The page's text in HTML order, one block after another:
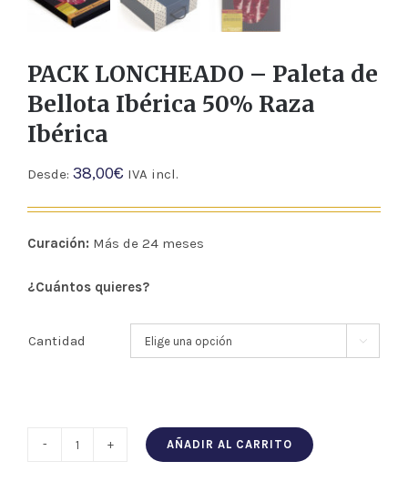
PACK LONCHEADO – Paleta de
Bellota Ibérica 50% Raza
Ibérica
Desde: 38,00€ IVA incl.
Curación: Más de 24 meses
¿Cuántos quieres?
Cantidad 
AÑADIR AL CARRITO